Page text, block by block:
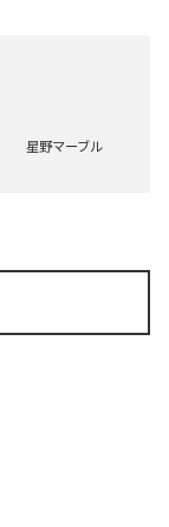
星野マーブル